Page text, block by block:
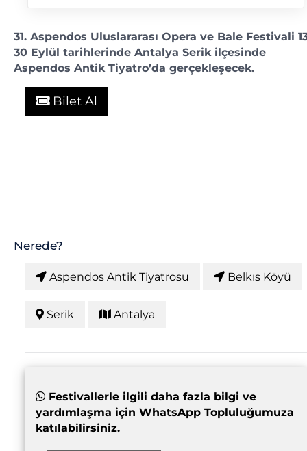
31. Aspendos Uluslararası Opera ve Bale Festivali
30 Eylül tarihlerinde Antalya Serik ilçesinde
Aspendos Antik Tiyatro’da gerçekleşecek.
Bilet Al
Nerede?
Aspendos Antik Tiyatrosu Belkıs Köyü
Serik Antalya
Festivallerle ilgili daha fazla bilgi ve
yardımlaşma için WhatsApp Topluluğumuza
katılabilirsiniz.